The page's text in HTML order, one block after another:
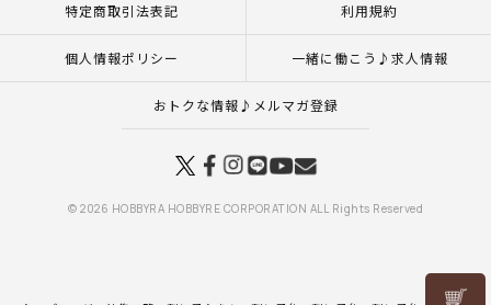
特定商取引法表記 利用規約
個人情報ポリシー 一緒に働こう♪求人情報
おトクな情報♪メルマガ登録
© 2026 HOBBYRA HOBBYRE CORPORATION ALL Rights Reserved